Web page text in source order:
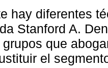
hay diferentes
Stanford A.
que
el